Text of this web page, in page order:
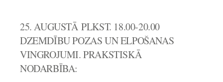
25. AUGUSTĀ PLKST. 18.00-20.00
DZEMDĪBU POZAS UN ELPOŠANAS
VINGROJUMI. PRAKSTISKĀ
NODARBĪBA: